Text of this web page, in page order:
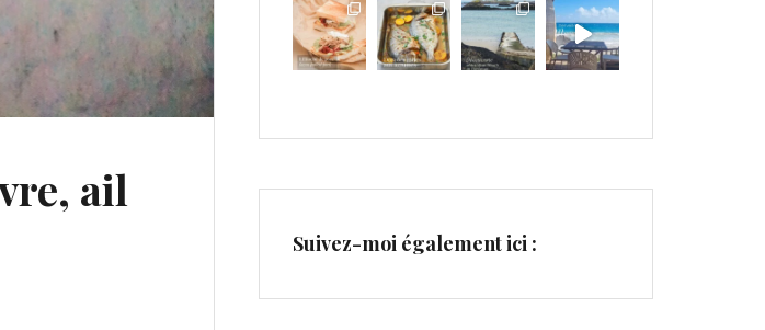
ail
Suivez-moi également ici :